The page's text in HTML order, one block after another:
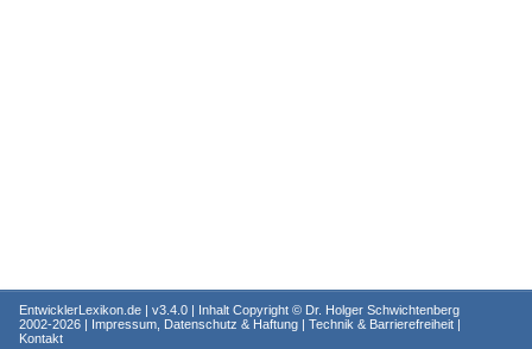
EntwicklerLexikon.de | v3.4.0 | Inhalt Copyright © Dr. Holger Schwichtenberg
2002-2026 | Impressum, Datenschutz & Haftung | Technik & Barrierefreiheit |
Kontakt